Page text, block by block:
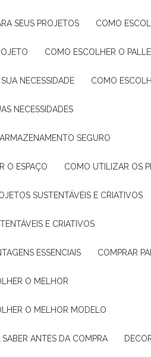
SEUS PROJETOS COMO
COMO ESCOLHER O
NECESSIDADE COMO
NECESSIDADES
SEGURO
O ESPAÇO COMO UTILIZAR OS
SUSTENTÁVEIS E CRIATIVOS
E CRIATIVOS
ESSENCIAIS COMPRAR
O MELHOR
O MELHOR MODELO
SABER ANTES DA COMPRA